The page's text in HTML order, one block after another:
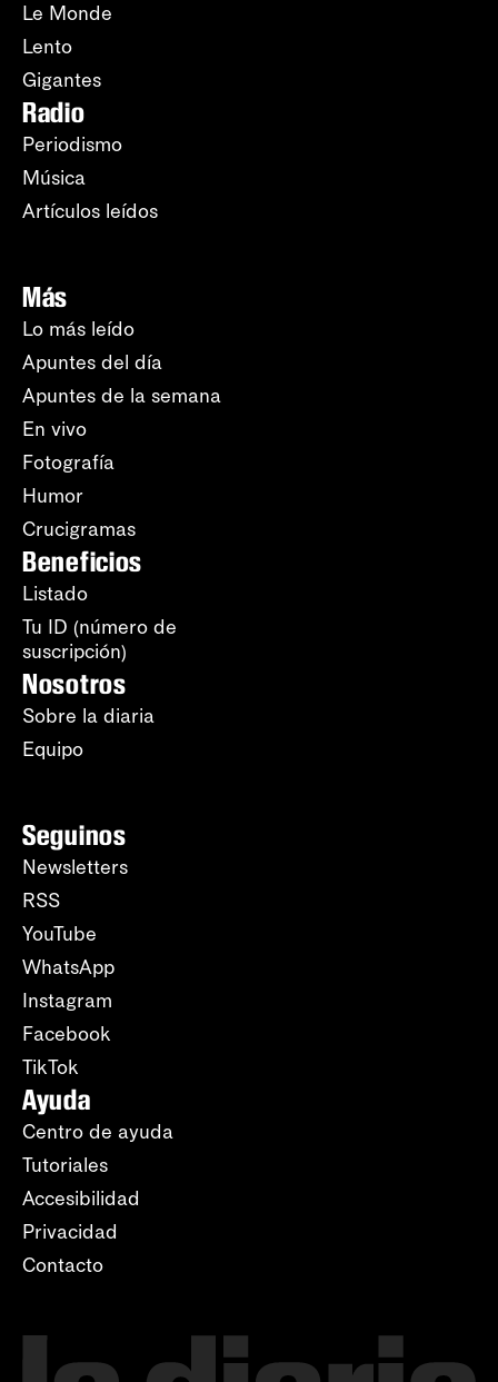
Le Monde
Lento
Gigantes
Radio
Periodismo
Música
Artículos leídos
Más
Lo más leído
Apuntes del día
Apuntes de la semana
En vivo
Fotografía
Humor
Crucigramas
Beneficios
Listado
Tu ID (número de
suscripción)
Nosotros
Sobre la diaria
Equipo
Seguinos
Newsletters
RSS
YouTube
WhatsApp
Instagram
Facebook
TikTok
Ayuda
Centro de ayuda
Tutoriales
Accesibilidad
Privacidad
Contacto